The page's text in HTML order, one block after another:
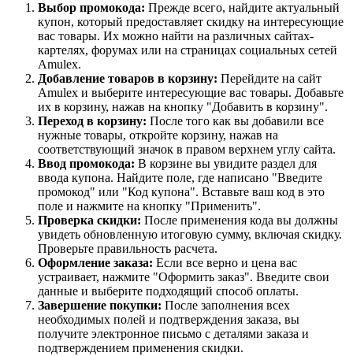
Выбор промокода: Прежде всего, найдите актуальный
купон, который предоставляет скидку на интересующие
вас товары. Их можно найти на различных сайтах-
картелях, форумах или на страницах социальных сетей
Amulex.
Добавление товаров в корзину: Перейдите на сайт
Amulex и выберите интересующие вас товары. Добавьте
их в корзину, нажав на кнопку "Добавить в корзину".
Переход в корзину: После того как вы добавили все
нужные товары, откройте корзину, нажав на
соответствующий значок в правом верхнем углу сайта.
Ввод промокода: В корзине вы увидите раздел для
ввода купона. Найдите поле, где написано "Введите
промокод" или "Код купона". Вставьте ваш код в это
поле и нажмите на кнопку "Применить".
Проверка скидки: После применения кода вы должны
увидеть обновленную итоговую сумму, включая скидку.
Проверьте правильность расчета.
Оформление заказа: Если все верно и цена вас
устраивает, нажмите "Оформить заказ". Введите свои
данные и выберите подходящий способ оплаты.
Завершение покупки: После заполнения всех
необходимых полей и подтверждения заказа, вы
получите электронное письмо с деталями заказа и
подтверждением применения скидки.